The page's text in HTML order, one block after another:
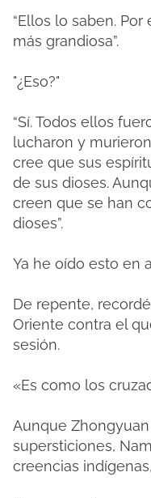
“Ellos lo saben.
más grandiosa”.
"¿Eso?"
“Sí. Todos ellos
lucharon y
cree que sus
de sus dioses.
creen que se han
dioses”.
Ya he oído esto en
De repente,
Oriente contra el
sesión.
«Es como los
Aunque
supersticiones,
creencias